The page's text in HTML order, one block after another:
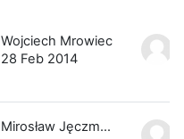
Wojciech Mrowiec
28 Feb 2014
Mirosław Jęczmionka